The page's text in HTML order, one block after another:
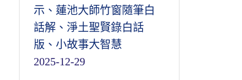
示、蓮池大師竹窗隨筆白
話解、淨土聖賢錄白話
版、小故事大智慧
2025-12-29